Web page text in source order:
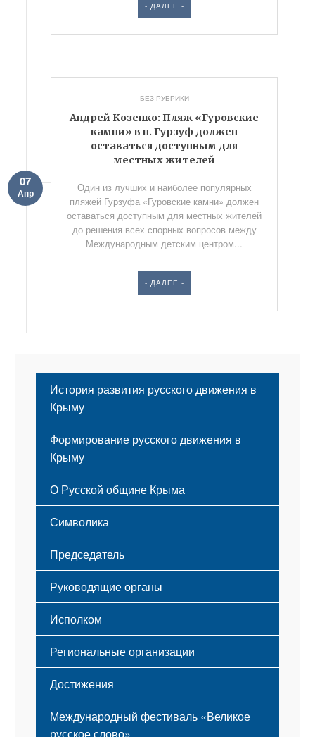
- ДАЛЕЕ -
БЕЗ РУБРИКИ
Андрей Козенко: Пляж «Гуровские
камни» в п. Гурзуф должен
оставаться доступным для
местных жителей
07
Апр
Один из лучших и наиболее популярных
пляжей Гурзуфа «Гуровские камни» должен
оставаться доступным для местных жителей
до решения всех спорных вопросов между
Международным детским центром...
- ДАЛЕЕ -
История развития русского движения в
Крыму
Формирование русского движения в
Крыму
Русский Крым
О Русской общине Крыма
Этапы становления
Принципы деятельности
Структура
Мероприятия
Символика
Флаг
Герб
Гимн
Председатель
Руководящие органы
Исполком
Региональные организации
Достижения
Международный фестиваль «Великое